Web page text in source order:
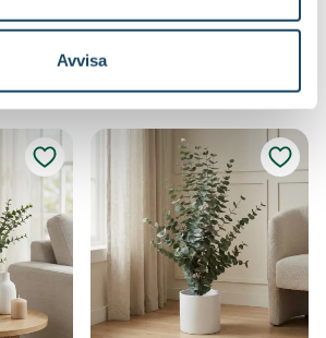
Avvisa
i kruka, konstgjord produktsida
Till Produkten
till Buxbom klot